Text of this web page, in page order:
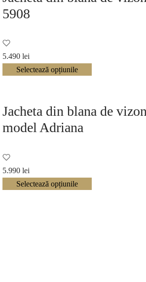
5908
5.490 lei
Selectează opțiunile
Jacheta din blana de
model Adriana
5.990 lei
Selectează opțiunile